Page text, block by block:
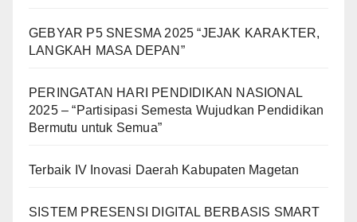
GEBYAR P5 SNESMA 2025 “JEJAK KARAKTER,
LANGKAH MASA DEPAN”
PERINGATAN HARI PENDIDIKAN NASIONAL
2025 – “Partisipasi Semesta Wujudkan Pendidikan
Bermutu untuk Semua”
Terbaik IV Inovasi Daerah Kabupaten Magetan
SISTEM PRESENSI DIGITAL BERBASIS SMART